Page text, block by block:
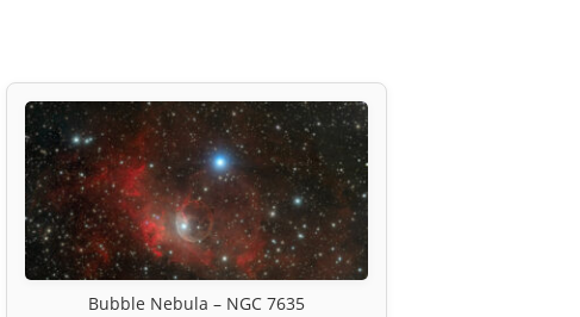
Bubble Nebula – NGC 7635